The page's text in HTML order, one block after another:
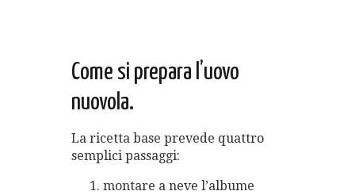
Come si prepara l’uovo
nuovola.
La ricetta base prevede quattro
semplici passaggi:
montare a neve l’albume